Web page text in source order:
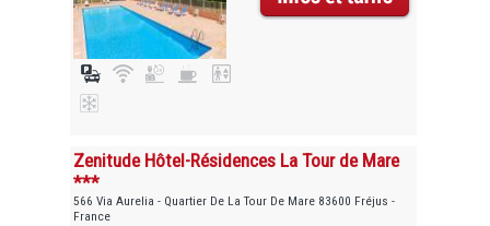
Zenitude Hôtel-Résidences La Tour de Mare
***
566 Via Aurelia - Quartier De La Tour De Mare 83600 Fréjus -
France